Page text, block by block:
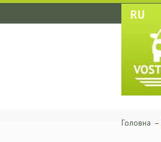
RU
Головна –